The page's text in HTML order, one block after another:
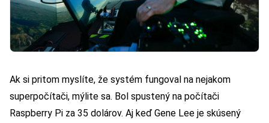
Ak si pritom myslíte, že systém fungoval na nejakom
superpočítači, mýlite sa. Bol spustený na počítači
Raspberry Pi za 35 dolárov. Aj keď Gene Lee je skúsený